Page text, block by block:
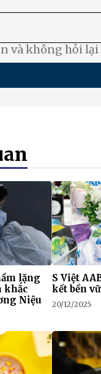
và không hỏi lại
lặng
khắc
Niệu
S Việt
kết bền
20/12/2025